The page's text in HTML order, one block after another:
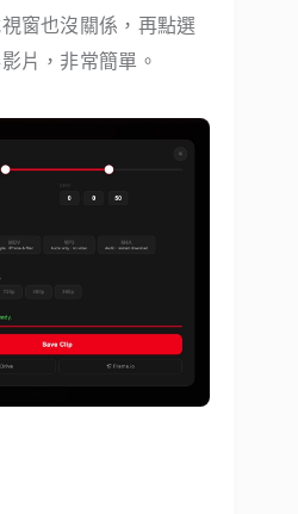
窗也沒關係，再點選
片，非常簡單。